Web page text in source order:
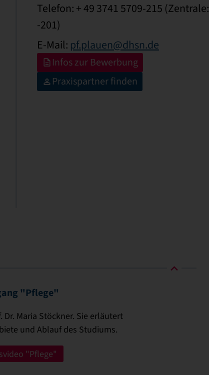
Telefon: + 49 3741 5709-215 (Zentrale:
-201)
E-Mail: pf.plauen@dhsn.de
Infos zur Bewerbung
Praxispartner finden
"Pflege"
Dr. Maria Stöckner. Sie erläutert
und Ablauf des Studiums.
"Pflege"